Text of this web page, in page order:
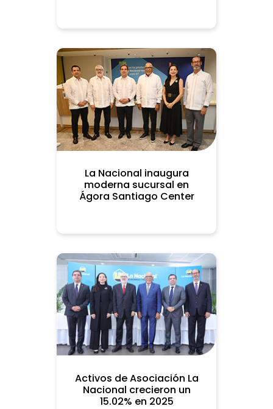
La Nacional inaugura
moderna sucursal en
Ágora Santiago Center
Activos de Asociación La
Nacional crecieron un
15.02% en 2025